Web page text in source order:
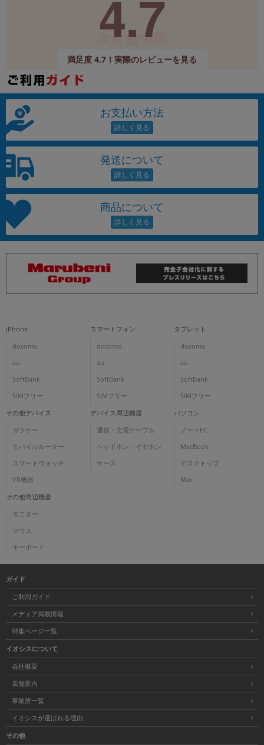
4.7
満足度 4.7！実際のレビューを見る
お支払い方法
発送について
商品について
iPhone
docomo
au
SoftBank
SIMフリー
スマートフォン
docomo
au
SoftBank
SIMフリー
タブレット
docomo
au
SoftBank
SIMフリー
その他デバイス
ガラケー
モバイルルーター
スマートウォッチ
VR機器
デバイス周辺機器
通信・充電ケーブル
ヘッドホン・イヤホン
ケース
パソコン
ノートPC
MacBook
デスクトップ
Mac
その他周辺機器
モニター
マウス
キーボード
ガイド
ご利用ガイド
メディア掲載情報
特集ページ一覧
イオシスについて
会社概要
店舗案内
事業所一覧
イオシスが選ばれる理由
その他